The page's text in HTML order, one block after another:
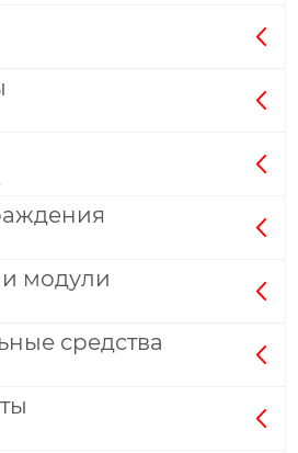
модули
средства